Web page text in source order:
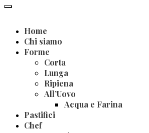
Home
Chi siamo
Forme
Corta
Lunga
Ripiena
All’Uovo
Acqua e Farina
Pastifici
Chef